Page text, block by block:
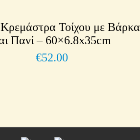
Τοίχου με Βάρκα
Πανί – 60×6.8x35cm
€52.00